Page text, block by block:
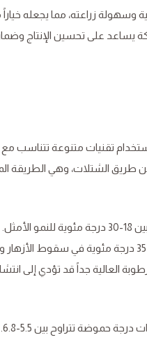
وسهولة زراعته، مما يجعله
يساعد على تحسين الإنتاج
تقنيات متنوعة تتناسب مع
عن طريق الشتلات، وهي الطريقة
النبات، بينما قد تتسبب درجات الحرارة التي
حيث تتراوح النسبة المثلى بين 60-70%. الرطوبة